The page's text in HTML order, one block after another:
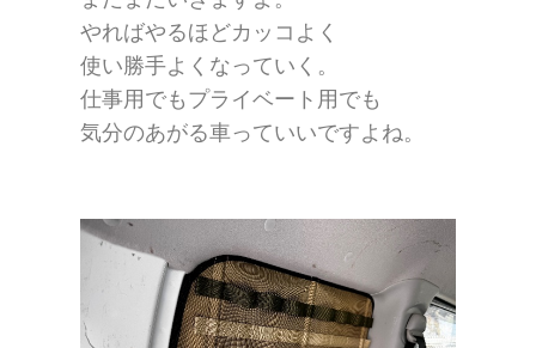
やればやるほどカッコよく
使い勝手よくなっていく。
仕事用でもプライベート用でも
気分のあがる車っていいですよね。